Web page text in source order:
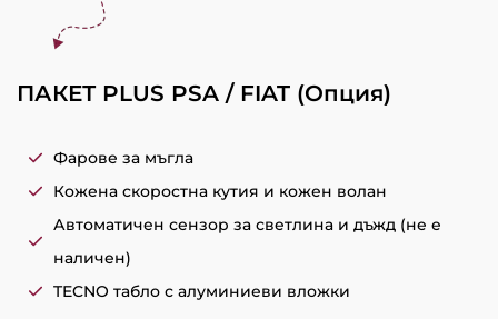
ПАКЕТ PLUS PSA / FIAT (Опция)
Фарове за мъгла
Кожена скоростна кутия и кожен волан
Автоматичен сензор за светлина и дъжд (не е
наличен)
TECNO табло с алуминиеви вложки